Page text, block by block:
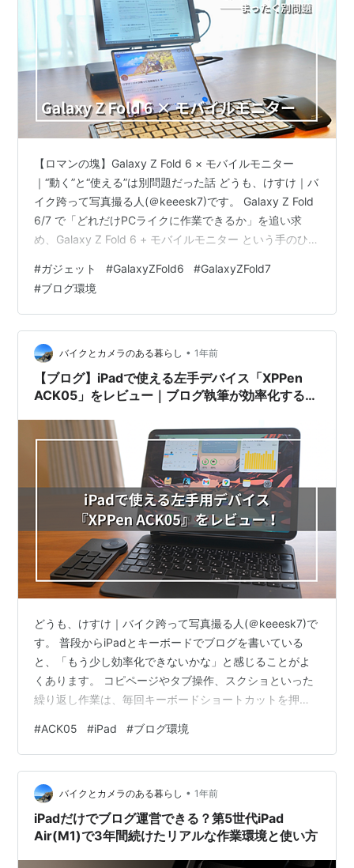
【ロマンの塊】Galaxy Z Fold 6 × モバイルモニター
｜“動く”と“使える”は別問題だった話 どうも、けすけ｜バ
イク跨って写真撮る人(＠keeesk7)です。 Galaxy Z Fold
6/7 で「どれだけPCライクに作業できるか」を追い求
め、Galaxy Z Fold 6 + モバイルモニター という手のひら
はいかないものです。 この記事は、そのトライアンドエ
ラーの記録です（写真多め）。 モバイルモニター＆スタ
ンドのミニレビュー（先出し） M ELECROW 8インチ モ
バイルモニター（1280×800） 約8インチの小型。Mi…
#ガジェット #GalaxyZFold6 #GalaxyZFold7
#ブログ環境
バイクとカメラのある暮らし • 1年前
【ブログ】iPadで使える左手デバイス「XPPen
ACK05」をレビュー｜ブログ執筆が効率化するボ
どうも、けすけ｜バイク跨って写真撮る人(＠keeesk7)で
す。 普段からiPadとキーボードでブログを書いている
と、「もう少し効率化できないかな」と感じることがよ
くあります。 コピページやタブ操作、スクショといった
繰り返し作業は、毎回キーボードショートカットを押す
れませんが、塵も積もれば... SNSでおしゃれなデスク環
境の写真を見るのが結構好きで、左手デバイスを使って
作業効率を高めている人が多く「左手用デバイス導入し
たいな〜」という思いが日に日に強くなっていました。
今回はそんな中で見つけたのが、「XPPen ACK05」とい
う左手用デバイ…
#ACK05 #iPad #ブログ環境
バイクとカメラのある暮らし • 1年前
iPadだけでブログ運営できる？第5世代iPad
Air(M1)で3年間続けたリアルな作業環境と使い方